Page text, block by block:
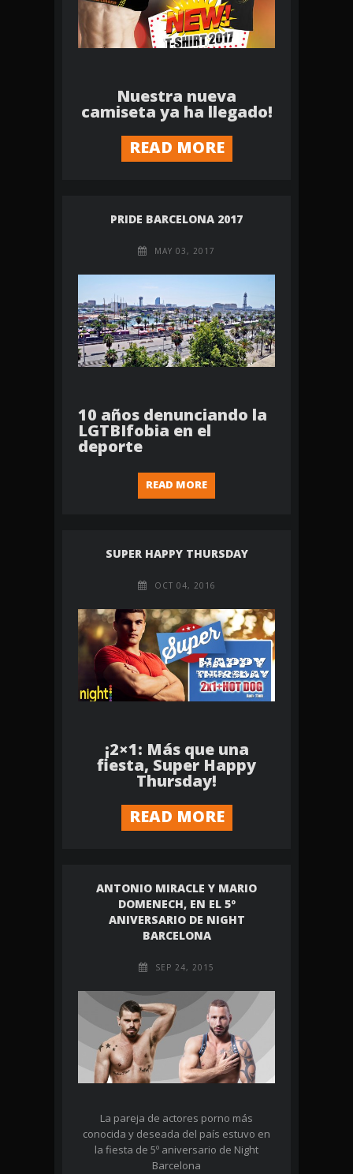
Nuestra nueva
camiseta ya ha llegado!
READ MORE
PRIDE BARCELONA 2017
MAY 03, 2017
10 años denunciando la
LGTBIfobia en el
deporte
READ MORE
SUPER HAPPY THURSDAY
OCT 04, 2016
¡2×1: Más que una
fiesta, Super Happy
Thursday!
READ MORE
ANTONIO MIRACLE Y MARIO
DOMENECH, EN EL 5º
ANIVERSARIO DE NIGHT
BARCELONA
SEP 24, 2015
La pareja de actores porno más
conocida y deseada del país estuvo en
la fiesta de 5º aniversario de Night
Barcelona